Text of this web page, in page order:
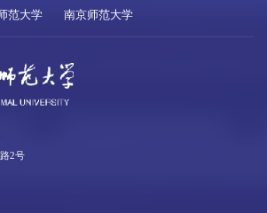
范大学 南京师范大学
2号